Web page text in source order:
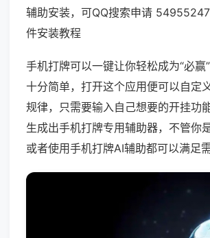
辅助安装，可QQ搜索申请
件安装教程
手机打牌可以一键让你轻松成为“必赢
十分简单，打开这个应用便可以自定
规律，只需要输入自己想要的开挂功
生成出手机打牌专用辅助器，不管你
或者使用手机打牌AI辅助都可以满足需